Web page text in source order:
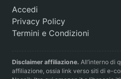
Accedi
Privacy Policy
Termini e Condizioni